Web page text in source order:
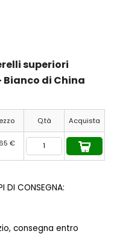
superiori
Bianco di China
Q.tà Acquista
€
DI CONSEGNA:
consegna entro